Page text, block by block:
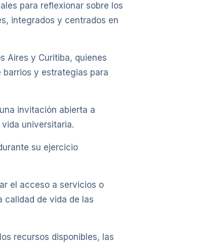
para reflexionar sobre los
integrados y centrados en
Aires y Curitiba, quienes
y estrategias para
invitación abierta a
universitaria.
su ejercicio
el acceso a servicios o
calidad de vida de las
recursos disponibles, las